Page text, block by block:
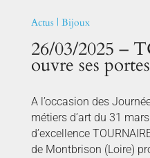
Actus | Bijoux
26/03/2025 –
ouvre ses
A l’occasion des
métiers d’art du 31
d’excellence
de Montbrison (Loire)